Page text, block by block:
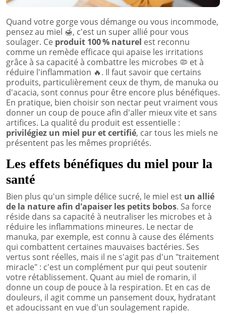
Quand votre gorge vous démange ou vous incommode,
pensez au miel 🍯, c'est un super allié pour vous
soulager. Ce produit 100 % naturel est reconnu
comme un remède efficace qui apaise les irritations
grâce à sa capacité à combattre les microbes 🦠 et à
réduire l'inflammation 🔥. Il faut savoir que certains
produits, particulièrement ceux de thym, de manuka ou
d'acacia, sont connus pour être encore plus bénéfiques.
En pratique, bien choisir son nectar peut vraiment vous
donner un coup de pouce afin d'aller mieux vite et sans
artifices. La qualité du produit est essentielle :
privilégiez un miel pur et certifié, car tous les miels ne
présentent pas les mêmes propriétés.
Les effets bénéfiques du miel pour la
santé
Bien plus qu'un simple délice sucré, le miel est un allié
de la nature afin d'apaiser les petits bobos. Sa force
réside dans sa capacité à neutraliser les microbes et à
réduire les inflammations mineures. Le nectar de
manuka, par exemple, est connu à cause des éléments
qui combattent certaines mauvaises bactéries. Ses
vertus sont réelles, mais il ne s'agit pas d'un "traitement
miracle" : c'est un complément pur qui peut soutenir
votre rétablissement. Quant au miel de romarin, il
donne un coup de pouce à la respiration. Et en cas de
douleurs, il agit comme un pansement doux, hydratant
et adoucissant en vue d'un soulagement rapide.